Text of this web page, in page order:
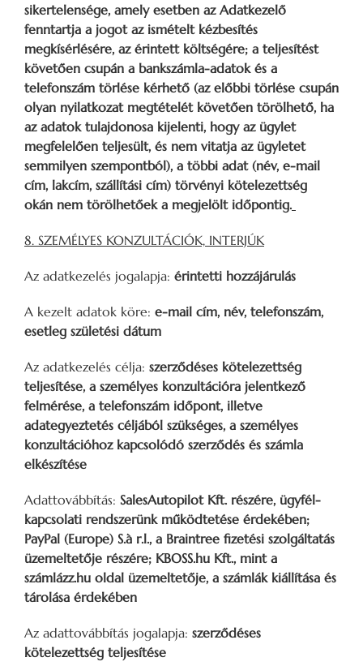
sikertelensége, amely esetben az Adatkezelő
fenntartja a jogot az ismételt kézbesítés
megkísérlésére, az érintett költségére; a teljesítést
követően csupán a bankszámla-adatok és a
telefonszám törlése kérhető (az előbbi törlése csupán
olyan nyilatkozat megtételét követően törölhető, ha
az adatok tulajdonosa kijelenti, hogy az ügylet
megfelelően teljesült, és nem vitatja az ügyletet
semmilyen szempontból), a többi adat (név, e-mail
cím, lakcím, szállítási cím) törvényi kötelezettség
okán nem törölhetőek a megjelölt időpontig.
8. SZEMÉLYES KONZULTÁCIÓK, INTERJÚK
Az adatkezelés jogalapja: érintetti hozzájárulás
A kezelt adatok köre: e-mail cím, név, telefonszám,
esetleg születési dátum
Az adatkezelés célja: szerződéses kötelezettség
teljesítése, a személyes konzultációra jelentkező
felmérése, a telefonszám időpont, illetve
adategyeztetés céljából szükséges, a személyes
konzultációhoz kapcsolódó szerződés és számla
elkészítése
Adattovábbítás: SalesAutopilot Kft. részére, ügyfél-
kapcsolati rendszerünk működtetése érdekében;
PayPal (Europe) S.à r.l., a Braintree fizetési szolgáltatás
üzemeltetője részére; KBOSS.hu Kft., mint a
számlázz.hu oldal üzemeltetője, a számlák kiállítása és
tárolása érdekében
Az adattovábbítás jogalapja: szerződéses
kötelezettség teljesítése